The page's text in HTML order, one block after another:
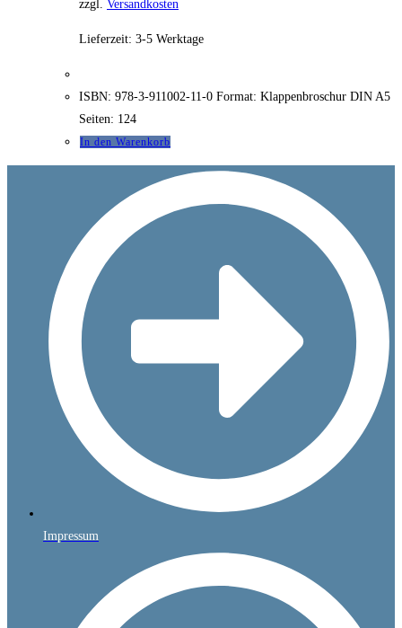
zzgl. Versandkosten
Lieferzeit: 3-5 Werktage
ISBN: 978-3-911002-11-0 Format: Klappenbroschur DIN A5
Seiten: 124
In den Warenkorb
Impressum